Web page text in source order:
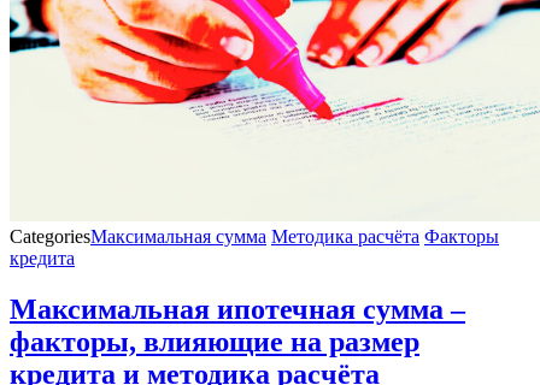
CategoriesМаксимальная сумма Методика расчёта Факторы
кредита
Максимальная ипотечная сумма –
факторы, влияющие на размер
кредита и методика расчёта